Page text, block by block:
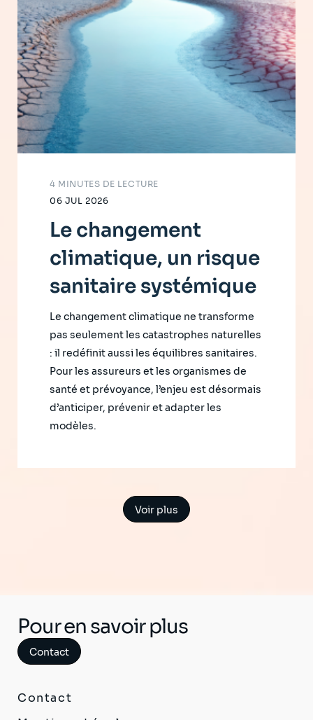
06 JUL 2026
4 MINUTES DE LECTURE
Le changement
climatique, un risque
sanitaire systémique
Le changement climatique ne transforme
pas seulement les catastrophes naturelles
: il redéfinit aussi les équilibres sanitaires.
Pour les assureurs et les organismes de
santé et prévoyance, l’enjeu est désormais
d’anticiper, prévenir et adapter les
modèles.
Voir plus
Pour en savoir plus
Contact
Contact